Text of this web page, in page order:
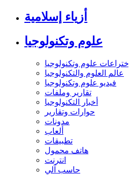
أزياء إسلامية
علوم وتكنولوجيا
إختراعات علوم وتكنولوجيا
عالم العلوم والتكنولوجيا
فيديو علوم وتكنولوجيا
تقارير وملفات
أخبار التكنولوجيا
حوارات وتقارير
مدونات
ألعاب
تطبيقات
هاتف محمول
انترنت
حاسب آلي